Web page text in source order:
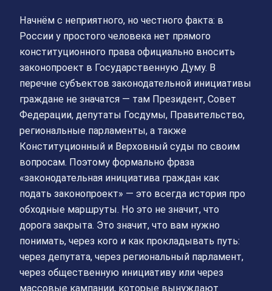
Начнём с неприятного, но честного факта: в
России у простого человека нет прямого
конституционного права официально вносить
законопроект в Государственную Думу. В
перечне субъектов законодательной инициативы
граждане не значатся — там Президент, Совет
Федерации, депутаты Госдумы, Правительство,
региональные парламенты, а также
Конституционный и Верховный суды по своим
вопросам. Поэтому формально фраза
«законодательная инициатива граждан как
подать законопроект» — это всегда история про
обходные маршруты. Но это не значит, что
дорога закрыта. Это значит, что вам нужно
понимать, через кого и как прокладывать путь:
через депутата, через региональный парламент,
через общественную инициативу или через
массовые кампании, которые вынуждают